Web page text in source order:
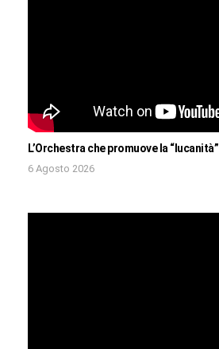
L’Orchestra che promuove la “lucanità”
6 Agosto 2026